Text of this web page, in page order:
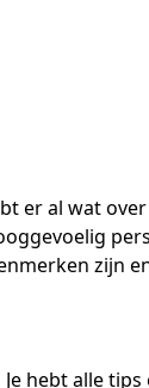
er al wat
zijn
Je hebt alle